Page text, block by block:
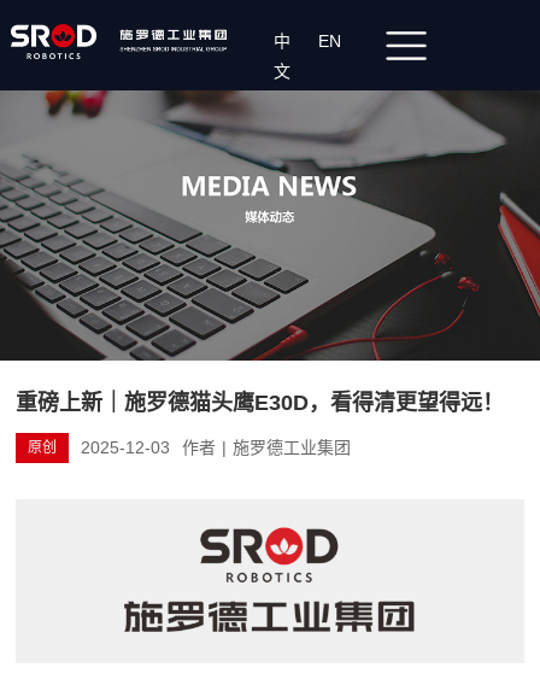
中
文
EN
重磅上新｜施罗德猫头鹰E30D，看得清更望得远！
原创 2025-12-03 作者 | 施罗德工业集团